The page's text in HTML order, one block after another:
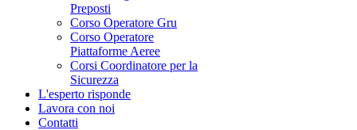
Preposti
Corso Operatore Gru
Corso Operatore
Piattaforme Aeree
Corsi Coordinatore per la
Sicurezza
L'esperto risponde
Lavora con noi
Contatti